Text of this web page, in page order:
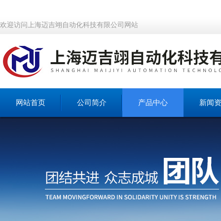
欢迎访问上海迈吉翊自动化科技有限公司网站
网站首页 公司简介 产品中心 新闻